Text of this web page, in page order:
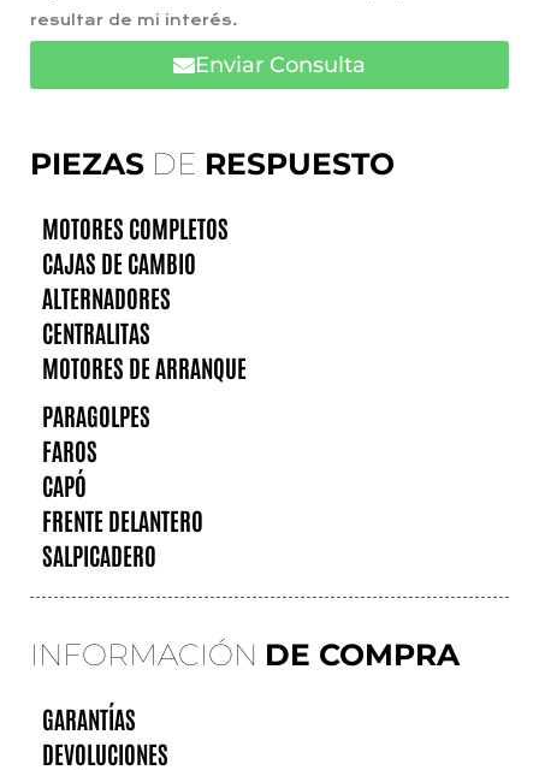
PIEZAS DE RESPUESTO
MOTORES COMPLETOS
CAJAS DE CAMBIO
ALTERNADORES
CENTRALITAS
MOTORES DE ARRANQUE
PARAGOLPES
FAROS
CAPÓ
FRENTE DELANTERO
SALPICADERO
INFORMACIÓN DE COMPRA
GARANTÍAS
DEVOLUCIONES
resultar de mi interés.
Enviar Consulta